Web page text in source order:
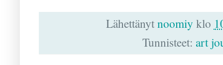
Lähettänytnoomiy klo
Tunnisteet: art